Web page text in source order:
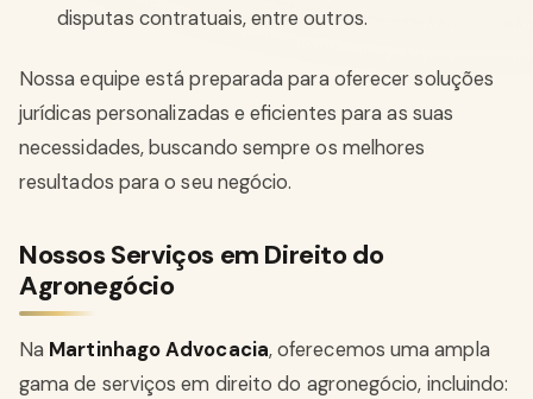
disputas contratuais, entre outros.
Nossa equipe está preparada para oferecer soluções
jurídicas personalizadas e eficientes para as suas
necessidades, buscando sempre os melhores
resultados para o seu negócio.
Nossos Serviços em Direito do
Agronegócio
Na Martinhago Advocacia, oferecemos uma ampla
gama de serviços em direito do agronegócio, incluindo: